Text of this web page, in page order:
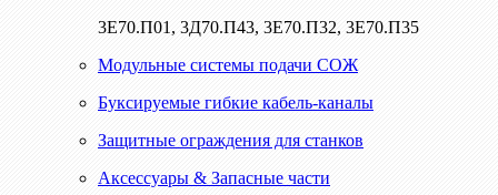
3Е70.П01, 3Д70.П43, 3Е70.П32, 3Е70.П35
Модульные системы подачи СОЖ
Буксируемые гибкие кабель-каналы
Защитные ограждения для станков
Аксессуары & Запасные части